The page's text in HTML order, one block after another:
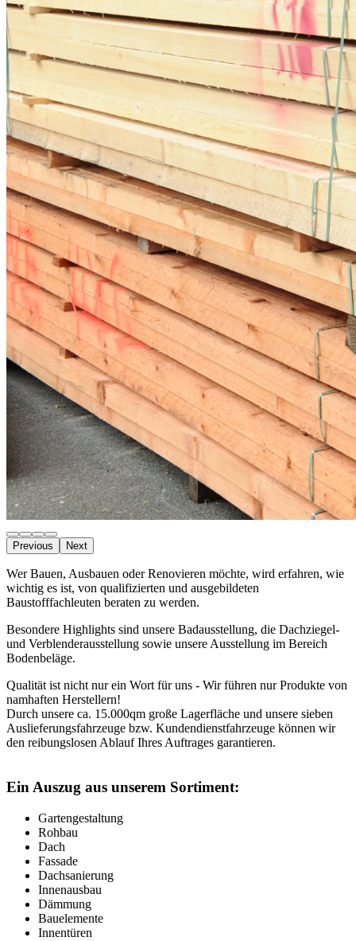
Previous Next
Wer Bauen, Ausbauen oder Renovieren möchte, wird erfahren, wie
wichtig es ist, von qualifizierten und ausgebildeten
Baustofffachleuten beraten zu werden.
Besondere Highlights sind unsere Badausstellung, die Dachziegel-
und Verblenderausstellung sowie unsere Ausstellung im Bereich
Bodenbeläge.
Qualität ist nicht nur ein Wort für uns - Wir führen nur Produkte von
namhaften Herstellern!
Durch unsere ca. 15.000qm große Lagerfläche und unsere sieben
Auslieferungsfahrzeuge bzw. Kundendienstfahrzeuge können wir
den reibungslosen Ablauf Ihres Auftrages garantieren.
Ein Auszug aus unserem Sortiment:
Gartengestaltung
Rohbau
Dach
Fassade
Dachsanierung
Innenausbau
Dämmung
Bauelemente
Innentüren